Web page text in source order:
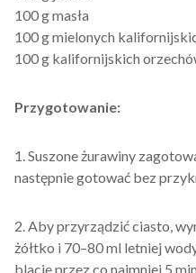
100 g masła
100 g mielonych
100 g kalifornijskich
Przygotowanie:
1. Suszone żurawiny
następnie gotować bez
2. Aby przyrządzić ciasto,
żółtko i 70–80 ml letniej
blacie przez co najmniej 5